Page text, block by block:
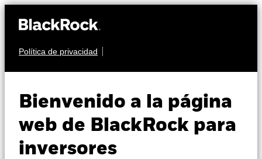
Política de privacidad
Bienvenido a la página
web de BlackRock para
inversores
Perspectivas
Visión de mercado
(IE)